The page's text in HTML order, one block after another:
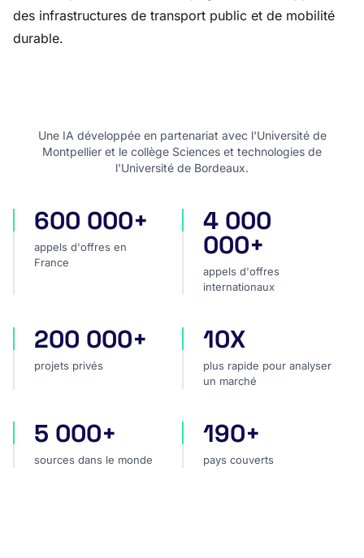
des infrastructures de transport public et de mobilité
durable.
Une IA développée en partenariat avec l'Université de
Montpellier et le collège Sciences et technologies de
l'Université de Bordeaux.
appels d'offres en France
600 000+
appels d'offres en
France
appels d'offres
4 000
000+
appels d'offres
internationaux
projets privés
200 000+
projets privés
plus rapide pour analyser
10X
plus rapide pour analyser
un marché
sources dans le monde
5 000+
sources dans le monde
pays couverts
190+
pays couverts